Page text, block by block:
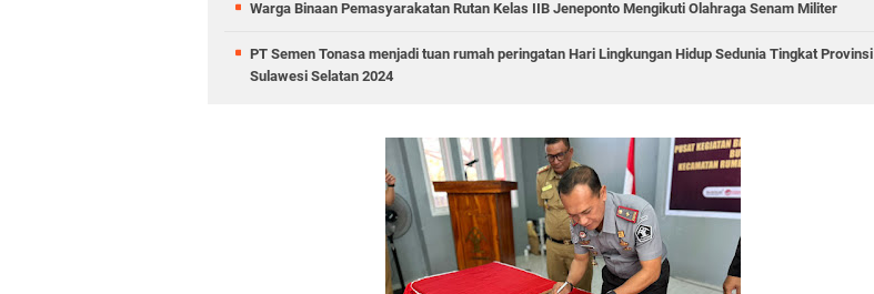
Warga Binaan Pemasyarakatan Rutan Kelas IIB Jeneponto Mengikuti Olahraga Senam Militer
PT Semen Tonasa menjadi tuan rumah peringatan Hari Lingkungan Hidup Sedunia Tingkat Provinsi
Sulawesi Selatan 2024